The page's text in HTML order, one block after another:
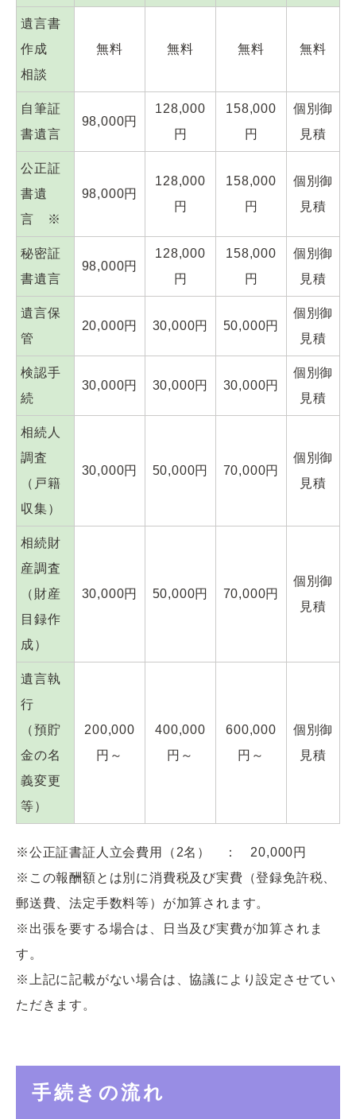
遺言書
作成
相談
無料 無料 無料 無料
自筆証
書遺言
98,000円
128,000
円
158,000
円
個別御
見積
公正証
書遺
言 ※
98,000円
128,000
円
158,000
円
個別御
見積
秘密証
書遺言
98,000円
128,000
円
158,000
円
個別御
見積
遺言保
管
20,000円 30,000円 50,000円
個別御
見積
検認手
続
30,000円 30,000円 30,000円
個別御
見積
相続人
調査
（戸籍
収集）
30,000円 50,000円 70,000円
個別御
見積
相続財
産調査
（財産
目録作
成）
30,000円 50,000円 70,000円
個別御
見積
遺言執
行
（預貯
金の名
義変更
等）
200,000
円～
400,000
円～
600,000
円～
個別御
見積
※公正証書証人立会費用（2名） ： 20,000円
※この報酬額とは別に消費税及び実費（登録免許税、
郵送費、法定手数料等）が加算されます。
※出張を要する場合は、日当及び実費が加算されま
す。
※上記に記載がない場合は、協議により設定させてい
ただきます。
手続きの流れ